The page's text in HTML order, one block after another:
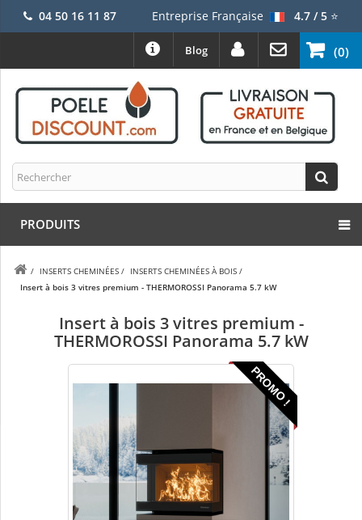
04 50 16 11 87 Entreprise Française 4.7 / 5⭐
(0)
Blog
PRODUITS
/ INSERTS CHEMINÉES / INSERTS CHEMINÉES À BOIS /
Insert à bois 3 vitres premium - THERMOROSSI Panorama 5.7 kW
Insert à bois 3 vitres premium -
THERMOROSSI Panorama 5.7 kW
PROMO !